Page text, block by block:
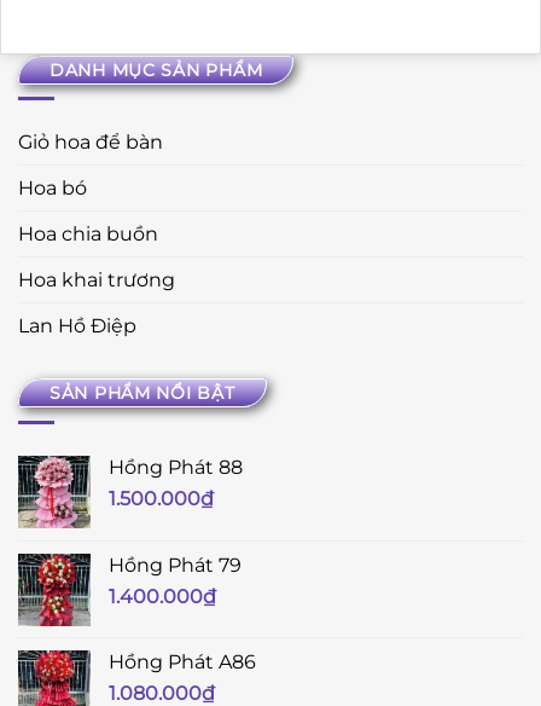
DANH MỤC SẢN PHẨM
Giỏ hoa để bàn
Hoa bó
Hoa chia buồn
Hoa khai trương
Lan Hồ Điệp
SẢN PHẨM NỔI BẬT
Hồng Phát 88
1.500.000₫
Hồng Phát 79
1.400.000₫
Hồng Phát A86
1.080.000₫